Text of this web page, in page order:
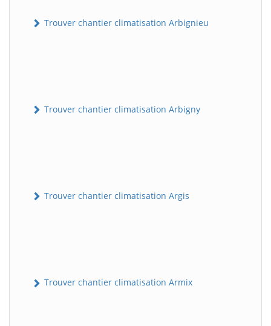
Trouver chantier climatisation Arbignieu
Trouver chantier climatisation Arbigny
Trouver chantier climatisation Argis
Trouver chantier climatisation Armix